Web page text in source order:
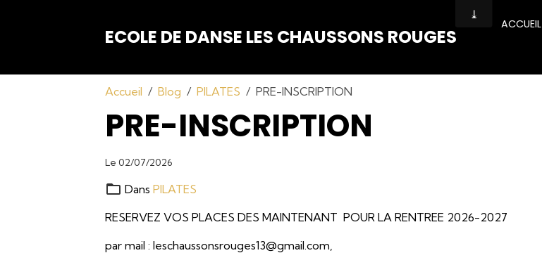
ECOLE DE DANSE LES CHAUSSONS ROUGES
ACCUEIL
Accueil Blog PILATES PRE-INSCRIPTION
PRE-INSCRIPTION
Le 02/07/2026
DansPILATES
RESERVEZ VOS PLACES DES MAINTENANT POUR LA RENTREE 2026-2027
par mail : leschaussonsrouges13@gmail.com,